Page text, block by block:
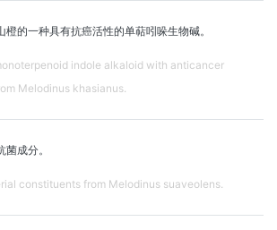
橙的一种具有抗癌活性的单萜吲哚生物碱。
indole alkaloid with anticancer
Melodinus khasianus.
菌成分。
constituents from Melodinus suaveolens.